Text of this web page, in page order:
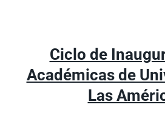
Ciclo de
Académicas de
Las